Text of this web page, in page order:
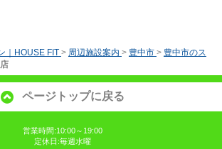
｜HOUSE FIT > 周辺施設案内 > 豊中市 > 豊中市のス
ページトップに戻る
営業時間:10:00～19:00
定休日:毎週水曜